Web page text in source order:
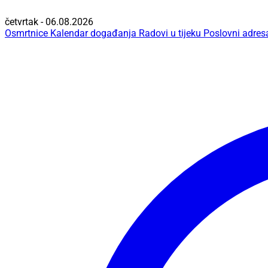
četvrtak - 06.08.2026
Osmrtnice Kalendar događanja Radovi u tijeku Poslovni